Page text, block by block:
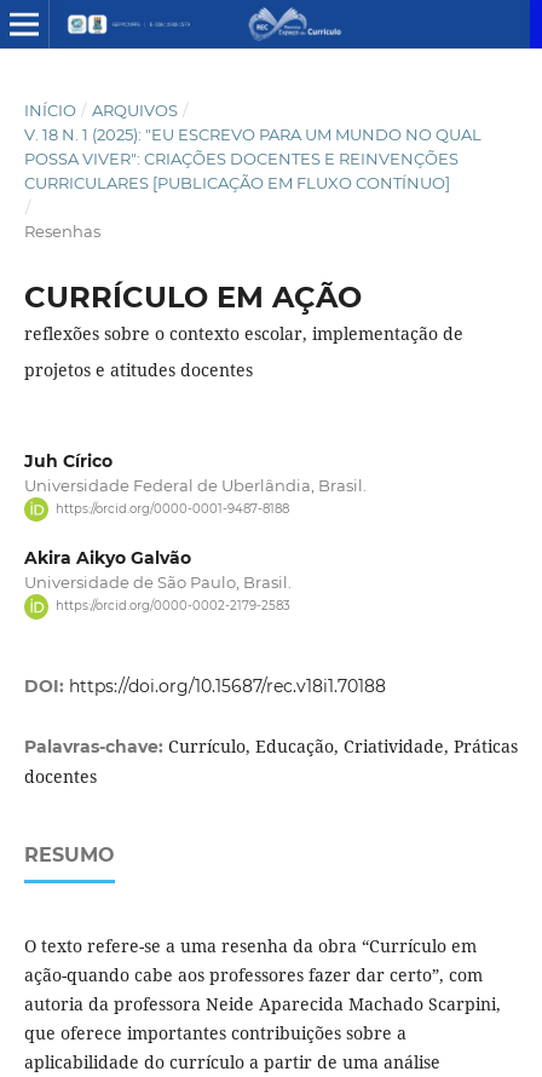
INÍCIO / ARQUIVOS /
V. 18 N. 1 (2025): "EU ESCREVO PARA UM MUNDO NO QUAL
POSSA VIVER": CRIAÇÕES DOCENTES E REINVENÇÕES
CURRICULARES [PUBLICAÇÃO EM FLUXO CONTÍNUO]
/
Resenhas
CURRÍCULO EM AÇÃO
reflexões sobre o contexto escolar, implementação de
projetos e atitudes docentes
Juh Círico
Universidade Federal de Uberlândia, Brasil.
https://orcid.org/0000-0001-9487-8188
Akira Aikyo Galvão
Universidade de São Paulo, Brasil.
https://orcid.org/0000-0002-2179-2583
DOI: https://doi.org/10.15687/rec.v18i1.70188
Palavras-chave: Currículo, Educação, Criatividade, Práticas
docentes
RESUMO
O texto refere-se a uma resenha da obra “Currículo em
ação-quando cabe aos professores fazer dar certo”, com
autoria da professora Neide Aparecida Machado Scarpini,
que oferece importantes contribuições sobre a
aplicabilidade do currículo a partir de uma análise